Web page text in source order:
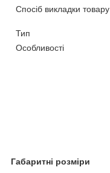
Спосіб викладки товару
Тип
Особливості
Габаритні розміри